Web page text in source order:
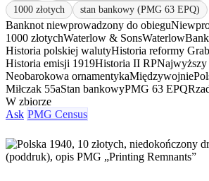
1000 złotych
stan bankowy (PMG 63 EPQ)
Banknot niewprowadzony do obiegu
1000 złotychWaterlow & SonsWaterlow
Historia polskiej walutyHistoria reformy
Historia emisji 1919Historia II RPNajwyższy
Neobarokowa ornamentykaMiędzywojnie
Miłczak 55aStan bankowyPMG 63 EPQ
W zbiorze
Ask PMG Census